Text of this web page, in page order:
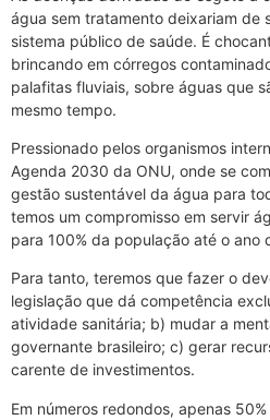
água sem tratamento deixariam de
sistema público de saúde. É
brincando em córregos
palafitas fluviais, sobre águas que
mesmo tempo.
Pressionado pelos organismos
Agenda 2030 da ONU, onde se
gestão sustentável da água para
temos um compromisso em servir
para 100% da população até o ano
Para tanto, teremos que fazer o
legislação que dá competência
atividade sanitária; b) mudar a
governante brasileiro; c) gerar
carente de investimentos.
Em números redondos, apenas